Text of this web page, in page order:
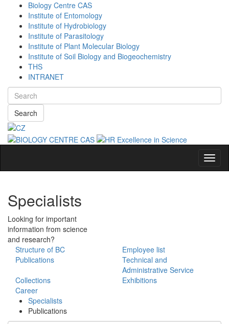
Biology Centre CAS
Institute of Entomology
Institute of Hydrobiology
Institute of Parasitology
Institute of Plant Molecular Biology
Institute of Soil Biology and Biogeochemistry
THS
INTRANET
Search
Specialists
Looking for important
information from science
and research?
Structure of BC
Employee list
Publications
Technical and
Administrative Service
Collections
Exhibitions
Career
Specialists
Publications